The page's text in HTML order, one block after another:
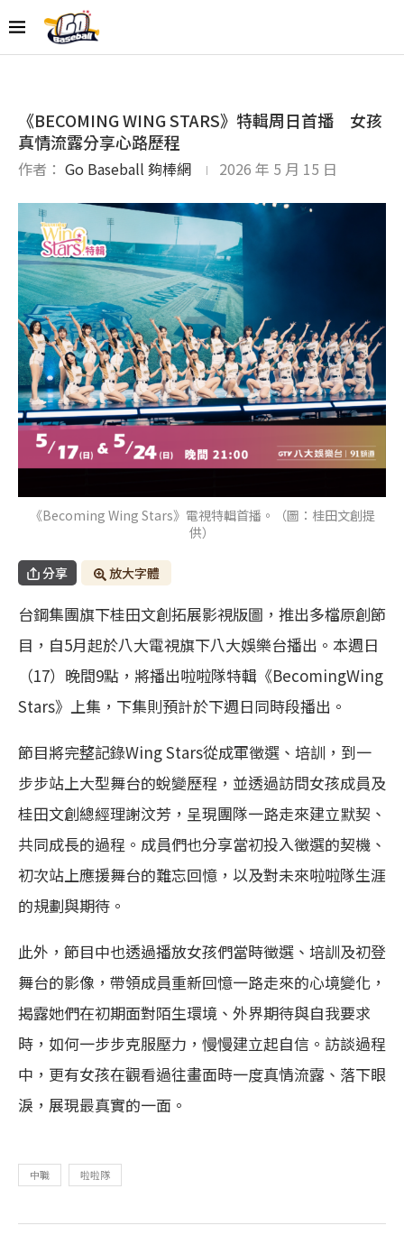
《BECOMING WING STARS》特輯周日首播 女孩
真情流露分享心路歷程
作者： Go Baseball 夠棒網 2026 年 5 月 15 日
《Becoming Wing Stars》電視特輯首播。（圖：桂田文創提
供）
分享 放大字體
台鋼集團旗下桂田文創拓展影視版圖，推出多檔原創節
目，自5月起於八大電視旗下八大娛樂台播出。本週日
（17）晚間9點，將播出啦啦隊特輯《BecomingWing
Stars》上集，下集則預計於下週日同時段播出。
節目將完整記錄Wing Stars從成軍徵選、培訓，到一
步步站上大型舞台的蛻變歷程，並透過訪問女孩成員及
桂田文創總經理謝汶芳，呈現團隊一路走來建立默契、
共同成長的過程。成員們也分享當初投入徵選的契機、
初次站上應援舞台的難忘回憶，以及對未來啦啦隊生涯
的規劃與期待。
此外，節目中也透過播放女孩們當時徵選、培訓及初登
舞台的影像，帶領成員重新回憶一路走來的心境變化，
揭露她們在初期面對陌生環境、外界期待與自我要求
時，如何一步步克服壓力，慢慢建立起自信。訪談過程
中，更有女孩在觀看過往畫面時一度真情流露、落下眼
淚，展現最真實的一面。
中職 啦啦隊